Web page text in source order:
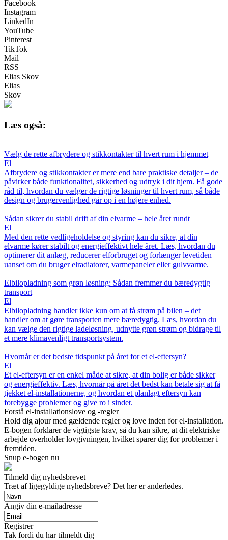
Facebook
Instagram
LinkedIn
YouTube
Pinterest
TikTok
Mail
RSS
Elias Skov
Elias
Skov
Læs også:
Vælg de rette afbrydere og stikkontakter til hvert rum i hjemmet
El
Afbrydere og stikkontakter er mere end bare praktiske detaljer – de
påvirker både funktionalitet, sikkerhed og udtryk i dit hjem. Få gode
råd til, hvordan du vælger de rigtige løsninger til hvert rum, så både
design og brugervenlighed går op i en højere enhed.
Sådan sikrer du stabil drift af din elvarme – hele året rundt
El
Med den rette vedligeholdelse og styring kan du sikre, at din
elvarme kører stabilt og energieffektivt hele året. Læs, hvordan du
optimerer dit anlæg, reducerer elforbruget og forlænger levetiden –
uanset om du bruger elradiatorer, varmepaneler eller gulvvarme.
Elbilopladning som grøn løsning: Sådan fremmer du bæredygtig
transport
El
Elbilopladning handler ikke kun om at få strøm på bilen – det
handler om at gøre transporten mere bæredygtig. Læs, hvordan du
kan vælge den rigtige ladeløsning, udnytte grøn strøm og bidrage til
et mere klimavenligt transportsystem.
Hvornår er det bedste tidspunkt på året for et el-eftersyn?
El
Et el-eftersyn er en enkel måde at sikre, at din bolig er både sikker
og energieffektiv. Læs, hvornår på året det bedst kan betale sig at få
tjekket el-installationerne, og hvordan et planlagt eftersyn kan
forebygge problemer og give ro i sindet.
Forstå el-installationslove og -regler
Hold dig ajour med gældende regler og love inden for el-installation.
E-bogen forklarer de vigtigste krav, så du kan sikre, at dit elektriske
arbejde overholder lovgivningen, hvilket sparer dig for problemer i
fremtiden.
Snup e-bogen nu
Tilmeld dig nyhedsbrevet
Træt af ligegyldige nyhedsbreve? Det her er anderledes.
Angiv din e-mailadresse
Registrer
Tak fordi du har tilmeldt dig